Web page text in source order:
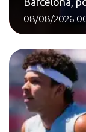
Barcelona,
08/08/2026